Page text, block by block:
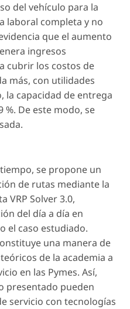
del vehículo para la
laboral completa y no
que el aumento
ingresos
cubrir los costos de
más, con utilidades
la capacidad de entrega
%. De este modo, se
se propone un
de rutas mediante la
VRP Solver 3.0,
del día a día en
el caso estudiado.
una manera de
de la academia a
en las Pymes. Así,
presentado pueden
servicio con tecnologías